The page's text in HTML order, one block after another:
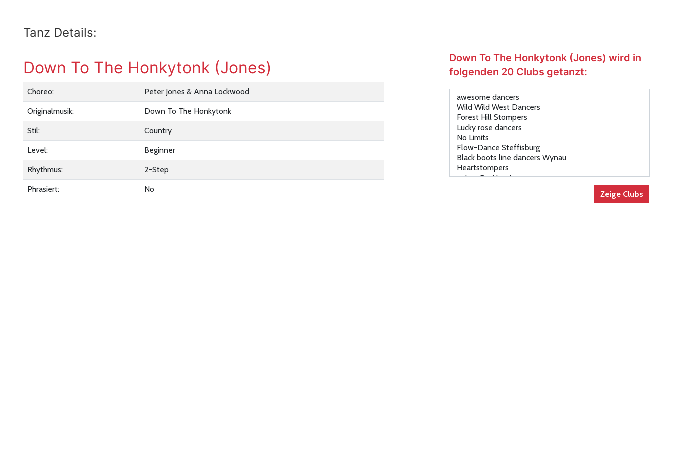
Tanz Details:
Down To The Honkytonk (Jones)
Choreo: Peter Jones & Anna Lockwood
Originalmusik: Down To The Honkytonk
Stil: Country
Level: Beginner
Rhythmus: 2-Step
Phrasiert: No
Down To The Honkytonk (Jones) wird in
folgenden 20 Clubs getanzt: